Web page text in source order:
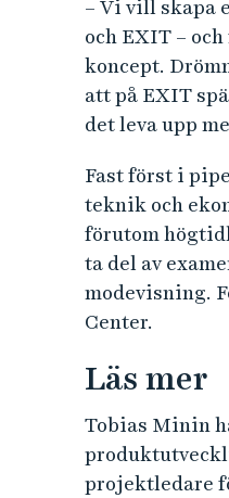
– Vi vill skapa
och EXIT –
koncept.
att på EXIT
det leva upp
Fast först i
teknik och
förutom
ta del av
modevisning.
Center.
Läs mer
Tobias Minin
projektledare